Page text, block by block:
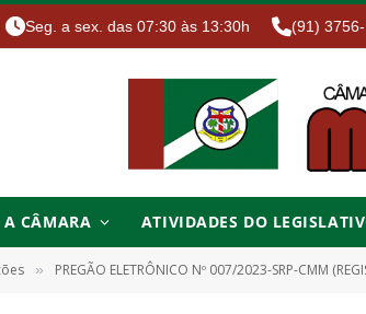
Seg. a sex. das 07:30 às 13:30h (91) 3756-
A CÂMARA ATIVIDADES DO
» PREGÃO ELETRÔNICO Nº 007/2023-SRP-CMM (REGISTRO DE PREÇOS PARA CONTRATAÇÃO DE